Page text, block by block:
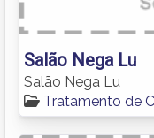
Salão Nega Lu
Salão Nega Lu
Tratamento de